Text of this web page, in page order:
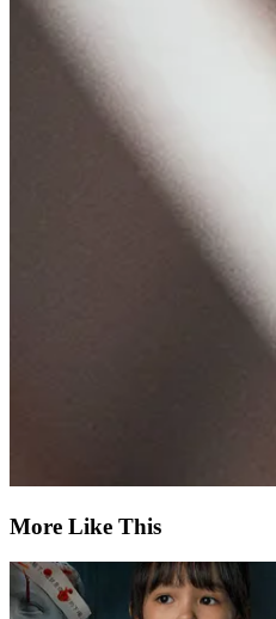
More Like This